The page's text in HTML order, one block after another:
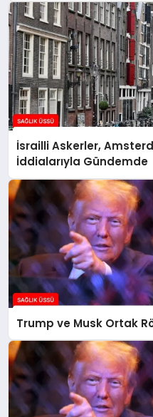
İsrailli Askerler,
İddialarıyla Gündemde
Trump ve Musk Ortak